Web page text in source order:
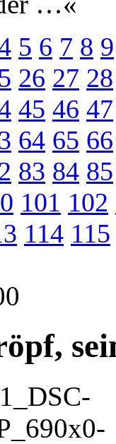
5 6 7 8 9
26 27 28
45 46 47
64 65 66
83 84 85
101 102
114 115